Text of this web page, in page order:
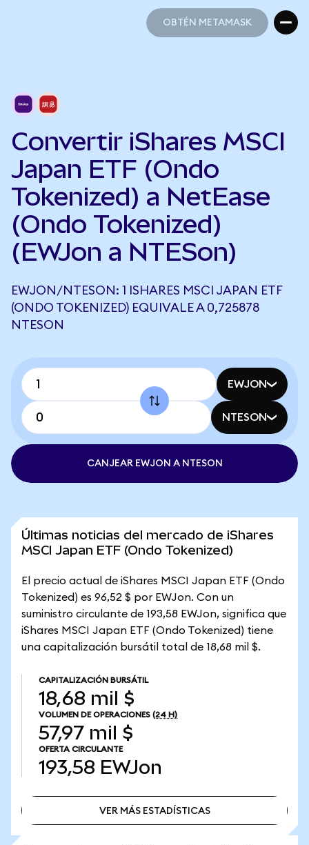
OBTÉN METAMASK
Convertir iShares MSCI
Japan ETF (Ondo
Tokenized) a NetEase
(Ondo Tokenized)
(EWJon a NTESon)
EWJON/NTESON: 1 ISHARES MSCI JAPAN ETF
(ONDO TOKENIZED) EQUIVALE A 0,725878
NTESON
EWJON
NTESON
CANJEAR EWJON A NTESON
Últimas noticias del mercado de iShares
MSCI Japan ETF (Ondo Tokenized)
El precio actual de iShares MSCI Japan ETF (Ondo
Tokenized) es 96,52 $ por EWJon. Con un
suministro circulante de 193,58 EWJon, significa que
iShares MSCI Japan ETF (Ondo Tokenized) tiene
una capitalización bursátil total de 18,68 mil $.
CAPITALIZACIÓN BURSÁTIL
18,68 mil $
VOLUMEN DE OPERACIONES (24 H)
57,97 mil $
OFERTA CIRCULANTE
193,58 EWJon
VER MÁS ESTADÍSTICAS